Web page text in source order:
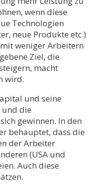
wenn diese
Technologien
neue Produkte etc.)
weniger Arbeitern
Ziel, die
macht
wird.
und seine
und die
gewinnen. In den
behauptet, dass die
der Arbeiter
(USA und
Auch diese